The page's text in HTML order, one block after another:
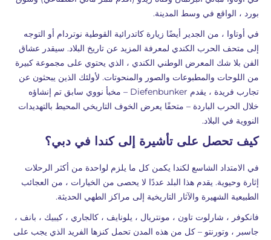
بورد ، الواقع في وسط المدينة.
في أوتاوا ، من الجدير أيضًا زيارة كاتدرائية القوطية نوتردام أو التوجه
إلى متحف الحرب الكندي لمعرفة المزيد عن تاريخ البلاد. سيقدر عشاق
الفن بلا شك المعرض الوطني الكندي ، الذي يحتوي على مجموعة كبيرة
من اللوحات والمطبوعات والصور والمنحوتات. لأولئك الذين يبحثون عن
تجارب فريدة ، يقدم Diefenbunker – مخبأ نووي سابق تم إنشاؤه
خلال الحرب الباردة – متحفًا يعرض الخوف التاريخي المحيط بالتهديدات
النووية في البلاد.
كيف تحصل على تأشيرة إلى كندا في دبي؟
في الامتداد الشاسع لكندا يكمن كل ما يلزم لواحدة من أكثر الرحلات
إثارة وحيوية. يقدم هذا البلد عددًا لا يحصى من الخيارات ، من العجائب
الطبيعية الشهيرة والآثار التاريخية إلى مراكز الطهي الحديثة.
فانكوفر ، شارلوت تاون ، مونتريال ، يلونايف ، كالجاري ، كيبيك ، بانف ،
جاسبر ، وتورنتو – كل من هذه المدن تحمل كنزها الفريد الذي يجب على